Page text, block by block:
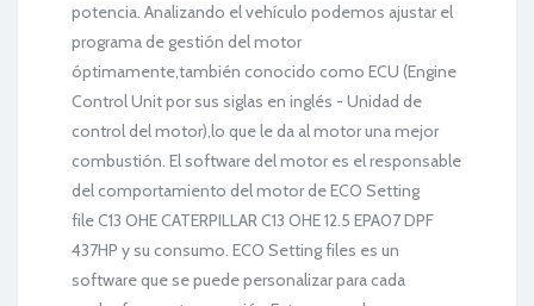
potencia. Analizando el vehículo podemos ajustar el
programa de gestión del motor
óptimamente,también conocido como ECU (Engine
Control Unit por sus siglas en inglés - Unidad de
control del motor),lo que le da al motor una mejor
combustión. El software del motor es el responsable
del comportamiento del motor de ECO Setting
file C13 OHE CATERPILLAR C13 OHE 12.5 EPA07 DPF
437HP y su consumo. ECO Setting files es un
software que se puede personalizar para cada